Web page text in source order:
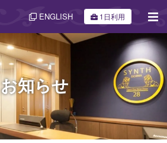
ENGLISH 1日利用
お知らせ